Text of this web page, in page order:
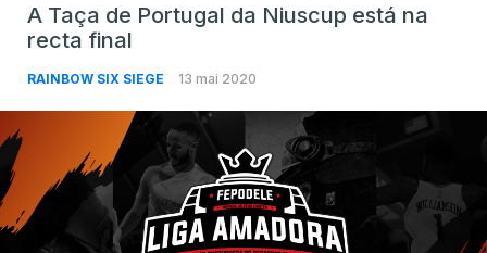
A Taça de Portugal da Niuscup está na
recta final
RAINBOW SIX SIEGE 13 mai 2020